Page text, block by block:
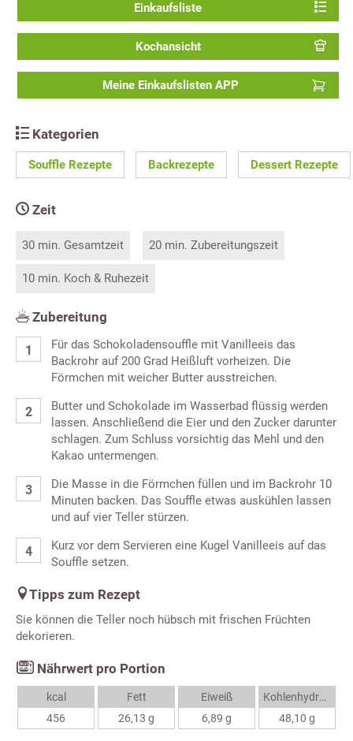
Einkaufsliste
Kochansicht
Meine Einkaufslisten APP
Kategorien
Souffle Rezepte Backrezepte Dessert Rezepte
Zeit
30 min. Gesamtzeit 20 min. Zubereitungszeit
10 min. Koch & Ruhezeit
Zubereitung
Für das Schokoladensouffle mit Vanilleeis das
Backrohr auf 200 Grad Heißluft vorheizen. Die
Förmchen mit weicher Butter ausstreichen.
Butter und Schokolade im Wasserbad flüssig werden
lassen. Anschließend die Eier und den Zucker darunter
schlagen. Zum Schluss vorsichtig das Mehl und den
Kakao untermengen.
Die Masse in die Förmchen füllen und im Backrohr 10
Minuten backen. Das Souffle etwas auskühlen lassen
und auf vier Teller stürzen.
Kurz vor dem Servieren eine Kugel Vanilleeis auf das
Souffle setzen.
Tipps zum Rezept
Sie können die Teller noch hübsch mit frischen Früchten
dekorieren.
Nährwert pro Portion
kcal
456
Fett
26,13 g
Eiweiß
6,89 g
Kohlenhydrate
48,10 g